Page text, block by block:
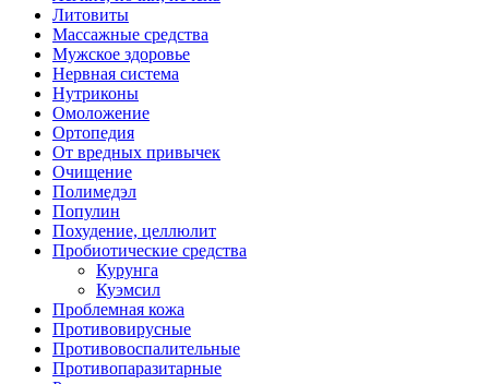
Литовиты
Массажные средства
Мужское здоровье
Нервная система
Нутриконы
Омоложение
Ортопедия
От вредных привычек
Очищение
Полимедэл
Популин
Похудение, целлюлит
Пробиотические средства
Курунга
Куэмсил
Проблемная кожа
Противовирусные
Противовоспалительные
Противопаразитарные